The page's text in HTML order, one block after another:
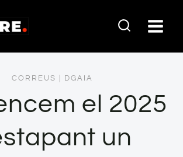
CORREUS DGAIA
el 2025
un